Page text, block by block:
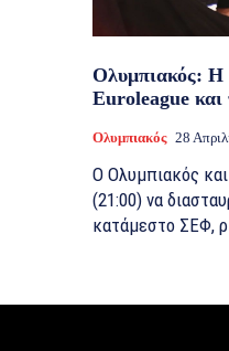
Ολυμπιακός:
Euroleague και
Ολυμπιακός 28
Ο Ολυμπιακός
(21:00) να
κατάμεστο ΣΕΦ,